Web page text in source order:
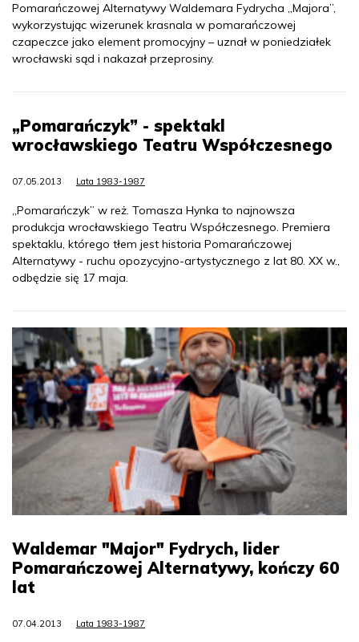
Pomarańczowej Alternatywy Waldemara Fydrycha „Majora”,
wykorzystując wizerunek krasnala w pomarańczowej
czapeczce jako element promocyjny – uznał w poniedziałek
wrocławski sąd i nakazał przeprosiny.
„Pomarańczyk” - spektakl
wrocławskiego Teatru Współczesnego
07.05.2013 Lata 1983-1987
„Pomarańczyk” w reż. Tomasza Hynka to najnowsza
produkcja wrocławskiego Teatru Współczesnego. Premiera
spektaklu, którego tłem jest historia Pomarańczowej
Alternatywy - ruchu opozycyjno-artystycznego z lat 80. XX w.,
odbędzie się 17 maja.
Waldemar "Major" Fydrych, lider
Pomarańczowej Alternatywy, kończy 60
lat
07.04.2013 Lata 1983-1987